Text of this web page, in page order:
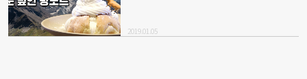
2019.01.05